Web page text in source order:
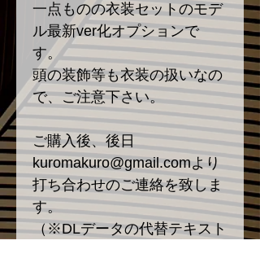
一点ものの衣装セットのモデ
ル最新ver化オプションで
す。
頭の装飾等も衣装の扱いなの
で、ご注意下さい。
ご購入後、後日
kuromakuro@gmail.comより
打ち合わせのご連絡を致しま
す。
（※DLデータの代替テキスト